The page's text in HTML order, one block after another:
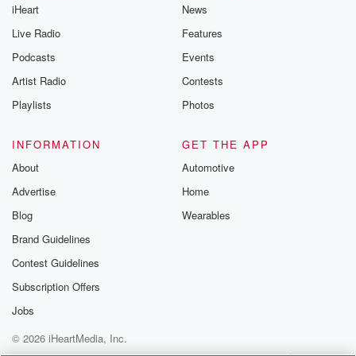
iHeart
Live Radio
Podcasts
Artist Radio
Playlists
News
Features
Events
Contests
Photos
INFORMATION
About
Advertise
Blog
Brand Guidelines
Contest Guidelines
Subscription Offers
Jobs
GET THE APP
Automotive
Home
Wearables
© 2026 iHeartMedia, Inc.